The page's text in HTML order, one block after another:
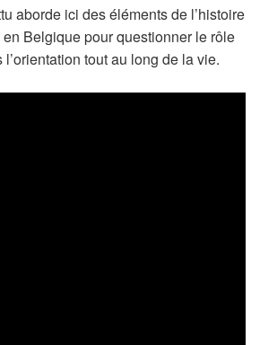
aborde ici des éléments de l’histoire
en Belgique pour questionner le rôle
l’orientation tout au long de la vie.